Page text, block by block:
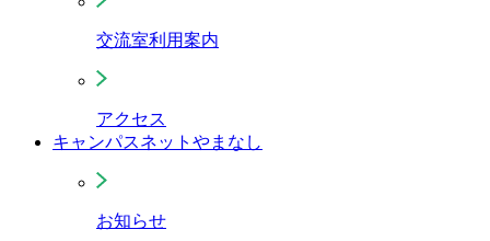
交流室利用案内
アクセス
キャンパスネットやまなし
お知らせ